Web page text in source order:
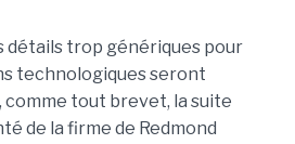
détails trop génériques pour
technologiques seront
comme tout brevet, la suite
de la firme de Redmond